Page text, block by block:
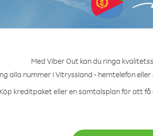
Med Viber Out kan du ringa
alla nummer i Vitryssland - hemtelefon
Köp kreditpaket eller en samtalsplan för att